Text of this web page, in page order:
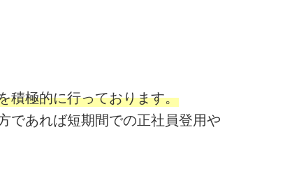
積極的に行っております。
であれば短期間での正社員登用や